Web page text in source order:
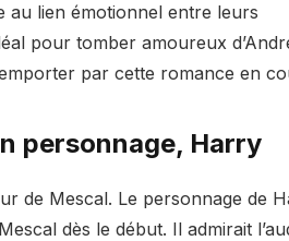
au lien émotionnel entre leurs
pour tomber amoureux
par cette romance en
personnage, Harry
de Mescal. Le personnage de
dès le début. Il admirait